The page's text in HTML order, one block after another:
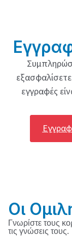
εγγραφές
Οι
Γνωρίστε τους
τις γνώσεις τους.